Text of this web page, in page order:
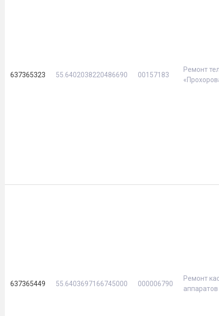
637365323 55.6402038220486690 00157183
Ремонт
637365449 55.6403697166745000 000006790
Ремонт
аппаратов